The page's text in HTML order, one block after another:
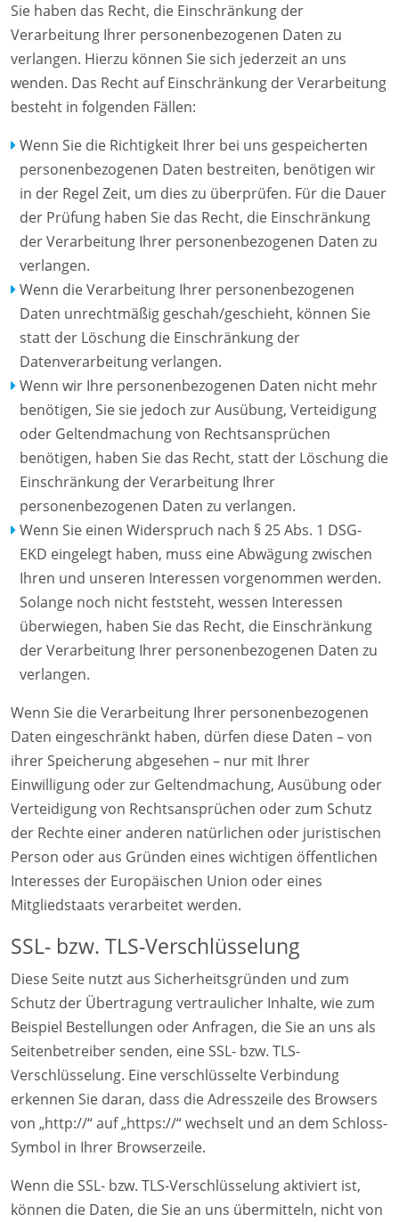
Sie haben das Recht, die Einschränkung der
Verarbeitung Ihrer personenbezogenen Daten zu
verlangen. Hierzu können Sie sich jederzeit an uns
wenden. Das Recht auf Einschränkung der Verarbeitung
besteht in folgenden Fällen:
Wenn Sie die Richtigkeit Ihrer bei uns gespeicherten
personenbezogenen Daten bestreiten, benötigen wir
in der Regel Zeit, um dies zu überprüfen. Für die Dauer
der Prüfung haben Sie das Recht, die Einschränkung
der Verarbeitung Ihrer personenbezogenen Daten zu
verlangen.
Wenn die Verarbeitung Ihrer personenbezogenen
Daten unrechtmäßig geschah/geschieht, können Sie
statt der Löschung die Einschränkung der
Datenverarbeitung verlangen.
Wenn wir Ihre personenbezogenen Daten nicht mehr
benötigen, Sie sie jedoch zur Ausübung, Verteidigung
oder Geltendmachung von Rechtsansprüchen
benötigen, haben Sie das Recht, statt der Löschung die
Einschränkung der Verarbeitung Ihrer
personenbezogenen Daten zu verlangen.
Wenn Sie einen Widerspruch nach § 25 Abs. 1 DSG-
EKD eingelegt haben, muss eine Abwägung zwischen
Ihren und unseren Interessen vorgenommen werden.
Solange noch nicht feststeht, wessen Interessen
überwiegen, haben Sie das Recht, die Einschränkung
der Verarbeitung Ihrer personenbezogenen Daten zu
verlangen.
Wenn Sie die Verarbeitung Ihrer personenbezogenen
Daten eingeschränkt haben, dürfen diese Daten – von
ihrer Speicherung abgesehen – nur mit Ihrer
Einwilligung oder zur Geltendmachung, Ausübung oder
Verteidigung von Rechtsansprüchen oder zum Schutz
der Rechte einer anderen natürlichen oder juristischen
Person oder aus Gründen eines wichtigen öffentlichen
Interesses der Europäischen Union oder eines
Mitgliedstaats verarbeitet werden.
SSL- bzw. TLS-Verschlüsselung
Diese Seite nutzt aus Sicherheitsgründen und zum
Schutz der Übertragung vertraulicher Inhalte, wie zum
Beispiel Bestellungen oder Anfragen, die Sie an uns als
Seitenbetreiber senden, eine SSL- bzw. TLS-
Verschlüsselung. Eine verschlüsselte Verbindung
erkennen Sie daran, dass die Adresszeile des Browsers
von „http://“ auf „https://“ wechselt und an dem Schloss-
Symbol in Ihrer Browserzeile.
Wenn die SSL- bzw. TLS-Verschlüsselung aktiviert ist,
können die Daten, die Sie an uns übermitteln, nicht von